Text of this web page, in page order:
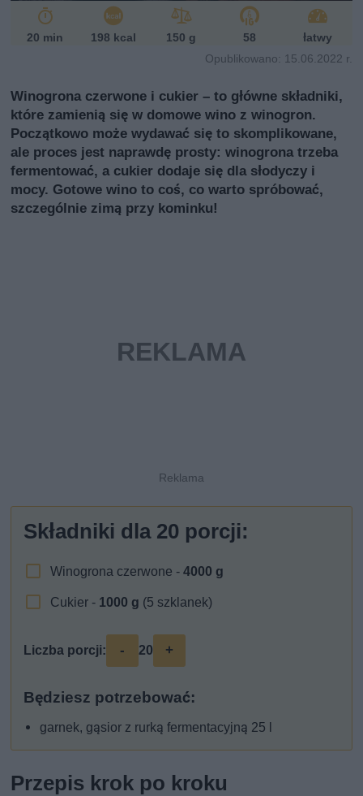
20 min 198 kcal 150 g 58
łatwy
Opublikowano: 15.06.2022 r.
Winogrona czerwone i cukier – to główne składniki,
które zamienią się w domowe wino z winogron.
Początkowo może wydawać się to skomplikowane,
ale proces jest naprawdę prosty: winogrona trzeba
fermentować, a cukier dodaje się dla słodyczy i
mocy. Gotowe wino to coś, co warto spróbować,
szczególnie zimą przy kominku!
Składniki dla 20 porcji:
Winogrona czerwone -4000 g
Cukier - 1000 g (5 szklanek)
Liczba porcji: - 20 +
Będziesz potrzebować:
garnek, gąsior z rurką fermentacyjną 25 l
Przepis krok po kroku